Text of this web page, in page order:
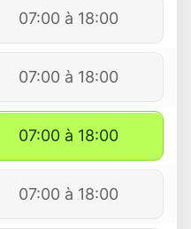
07:00 à 18:00
07:00 à 18:00
07:00 à 18:00
07:00 à 18:00